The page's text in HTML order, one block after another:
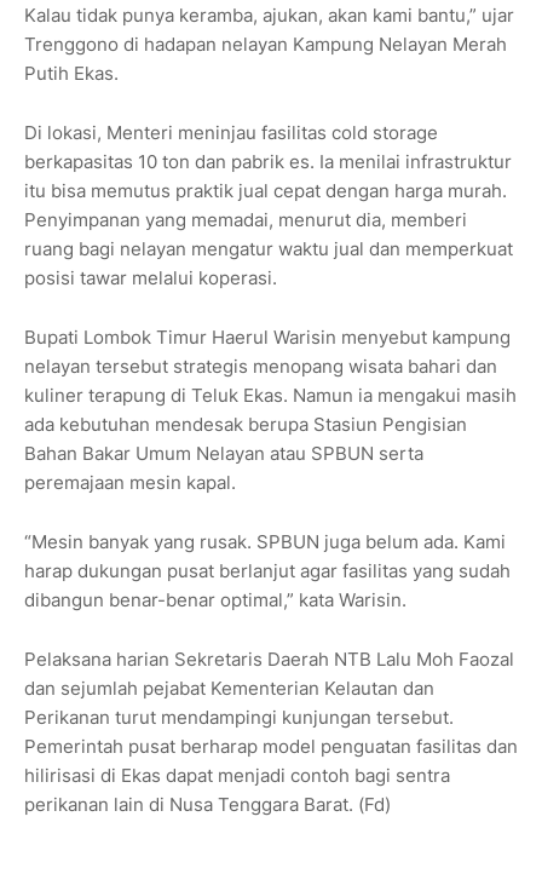
Kalau tidak punya keramba, ajukan, akan kami bantu,” ujar
Trenggono di hadapan nelayan Kampung Nelayan Merah
Putih Ekas.
Di lokasi, Menteri meninjau fasilitas cold storage
berkapasitas 10 ton dan pabrik es. Ia menilai infrastruktur
itu bisa memutus praktik jual cepat dengan harga murah.
Penyimpanan yang memadai, menurut dia, memberi
ruang bagi nelayan mengatur waktu jual dan memperkuat
posisi tawar melalui koperasi.
Bupati Lombok Timur Haerul Warisin menyebut kampung
nelayan tersebut strategis menopang wisata bahari dan
kuliner terapung di Teluk Ekas. Namun ia mengakui masih
ada kebutuhan mendesak berupa Stasiun Pengisian
Bahan Bakar Umum Nelayan atau SPBUN serta
peremajaan mesin kapal.
“Mesin banyak yang rusak. SPBUN juga belum ada. Kami
harap dukungan pusat berlanjut agar fasilitas yang sudah
dibangun benar-benar optimal,” kata Warisin.
Pelaksana harian Sekretaris Daerah NTB Lalu Moh Faozal
dan sejumlah pejabat Kementerian Kelautan dan
Perikanan turut mendampingi kunjungan tersebut.
Pemerintah pusat berharap model penguatan fasilitas dan
hilirisasi di Ekas dapat menjadi contoh bagi sentra
perikanan lain di Nusa Tenggara Barat. (Fd)